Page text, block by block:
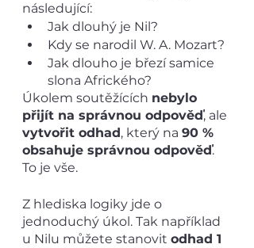
následující:
Jak dlouhý je Nil?
Kdy se narodil W. A. Mozart?
Jak dlouho je březí samice
slona Afrického?
Úkolem soutěžících nebylo
přijít na správnou odpověď, ale
vytvořit odhad, který na 90 %
obsahuje správnou odpověď.
To je vše.
Z hlediska logiky jde o
jednoduchý úkol. Tak například
u Nilu můžete stanovit odhad 1